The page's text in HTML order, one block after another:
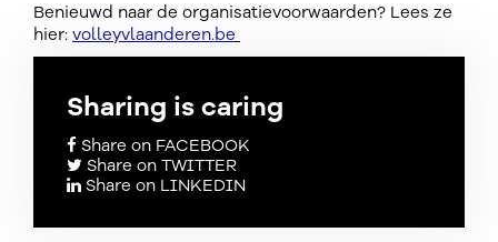
Benieuwd naar de organisatievoorwaarden? Lees ze
hier: volleyvlaanderen.be
Sharing is caring
Share on FACEBOOK
Share on TWITTER
Share on LINKEDIN